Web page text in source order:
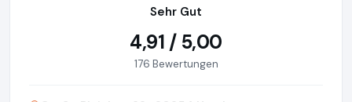
Sehr Gut
4,91 / 5,00
176 Bewertungen